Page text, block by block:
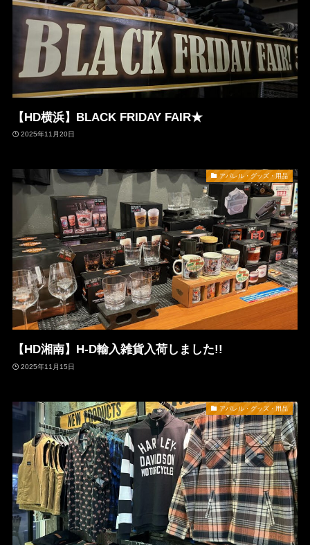
【HD横浜】BLACK FRIDAY FAIR★
2025年11月20日
アパレル・グッズ・用品
【HD湘南】H-D輸入雑貨入荷しました!!
2025年11月15日
アパレル・グッズ・用品